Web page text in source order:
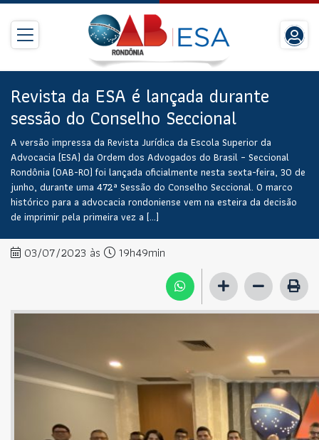
Revista da ESA é lançada durante
sessão do Conselho Seccional
A versão impressa da Revista Jurídica da Escola Superior da
Advocacia (ESA) da Ordem dos Advogados do Brasil – Seccional
Rondônia (OAB-RO) foi lançada oficialmente nesta sexta-feira, 30 de
junho, durante uma 472ª Sessão do Conselho Seccional. O marco
histórico para a advocacia rondoniense vem na esteira da decisão
de imprimir pela primeira vez a […]
03/07/2023 às 19h49min